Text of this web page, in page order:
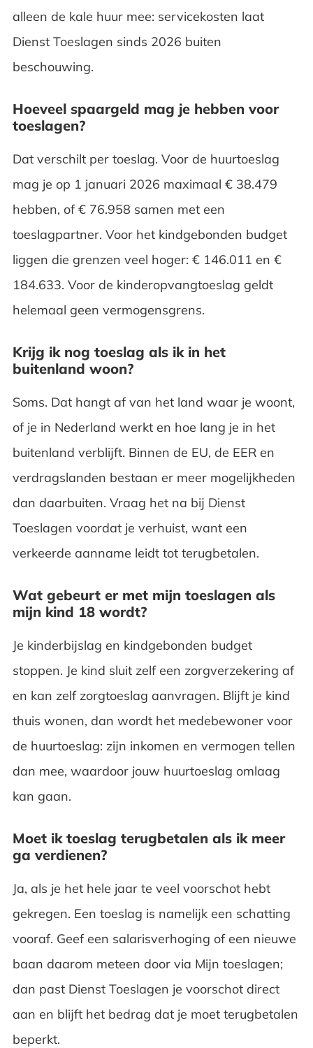
alleen de kale huur mee: servicekosten laat
Dienst Toeslagen sinds 2026 buiten
beschouwing.
Hoeveel spaargeld mag je hebben voor
toeslagen?
Dat verschilt per toeslag. Voor de huurtoeslag
mag je op 1 januari 2026 maximaal € 38.479
hebben, of € 76.958 samen met een
toeslagpartner. Voor het kindgebonden budget
liggen die grenzen veel hoger: € 146.011 en €
184.633. Voor de kinderopvangtoeslag geldt
helemaal geen vermogensgrens.
Krijg ik nog toeslag als ik in het
buitenland woon?
Soms. Dat hangt af van het land waar je woont,
of je in Nederland werkt en hoe lang je in het
buitenland verblijft. Binnen de EU, de EER en
verdragslanden bestaan er meer mogelijkheden
dan daarbuiten. Vraag het na bij Dienst
Toeslagen voordat je verhuist, want een
verkeerde aanname leidt tot terugbetalen.
Wat gebeurt er met mijn toeslagen als
mijn kind 18 wordt?
Je kinderbijslag en kindgebonden budget
stoppen. Je kind sluit zelf een zorgverzekering af
en kan zelf zorgtoeslag aanvragen. Blijft je kind
thuis wonen, dan wordt het medebewoner voor
de huurtoeslag: zijn inkomen en vermogen tellen
dan mee, waardoor jouw huurtoeslag omlaag
kan gaan.
Moet ik toeslag terugbetalen als ik meer
ga verdienen?
Ja, als je het hele jaar te veel voorschot hebt
gekregen. Een toeslag is namelijk een schatting
vooraf. Geef een salarisverhoging of een nieuwe
baan daarom meteen door via Mijn toeslagen;
dan past Dienst Toeslagen je voorschot direct
aan en blijft het bedrag dat je moet terugbetalen
beperkt.